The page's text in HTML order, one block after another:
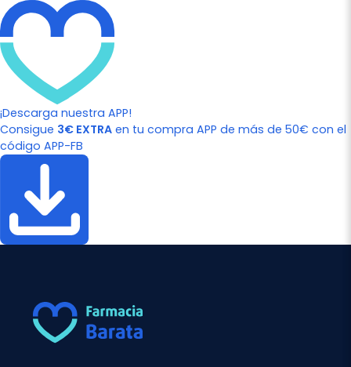
¡Descarga nuestra APP!
Consigue 3€ EXTRA en tu compra APP de más de 50€ con el
código APP-FB